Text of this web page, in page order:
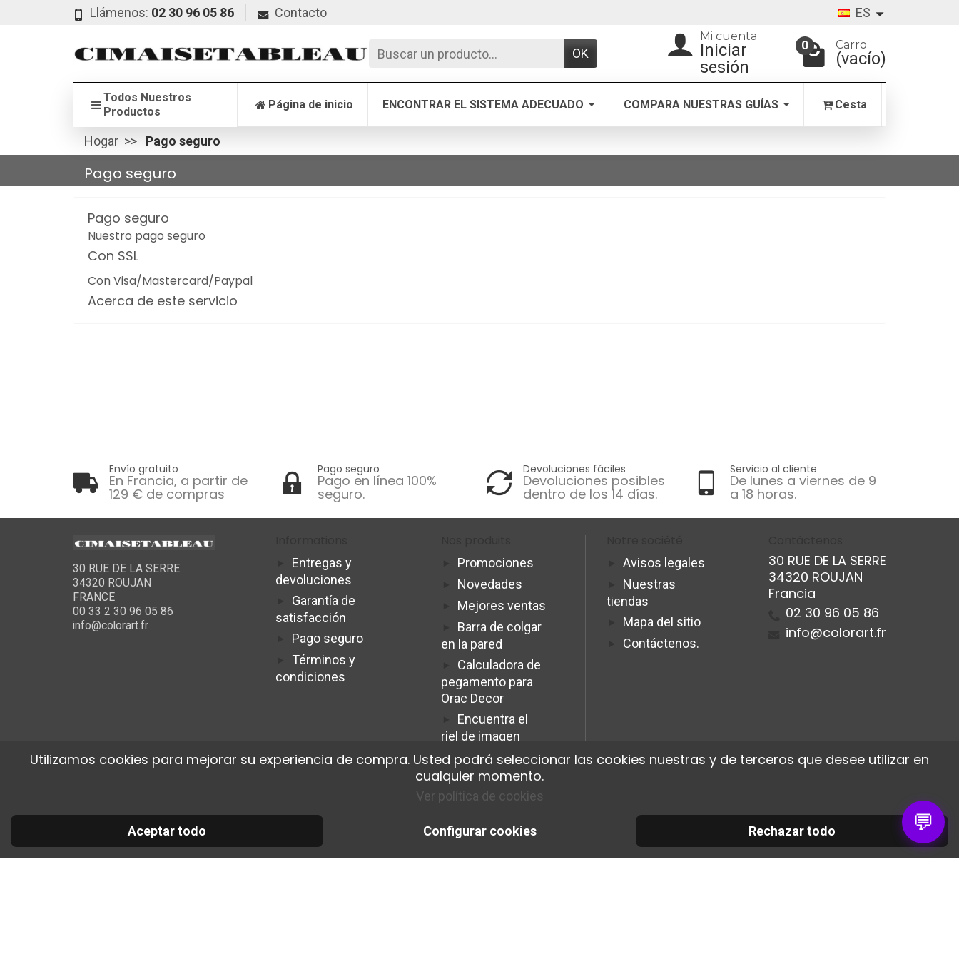
Llámenos: 02 30 96 05 86 Contacto ES
OK
Mi cuenta
Iniciar
sesión
0 Carro
(vacío)
Todos Nuestros
Productos
Página de inicio ENCONTRAR EL SISTEMA ADECUADO COMPARA NUESTRAS GUÍAS Cesta
Hogar Pago seguro
Pago seguro
Pago seguro
Nuestro pago seguro
Con SSL
Con Visa/Mastercard/Paypal
Acerca de este servicio
Envío gratuito
En Francia, a partir de
129 € de compras
Pago seguro
Pago en línea 100%
seguro.
Devoluciones fáciles
Devoluciones posibles
dentro de los 14 días.
Servicio al cliente
De lunes a viernes de 9
a 18 horas.
30 RUE DE LA SERRE
34320 ROUJAN
FRANCE
00 33 2 30 96 05 86
info@colorart.fr
Entregas y
devoluciones
Garantía de
satisfacción
Pago seguro
Términos y
condiciones
Promociones
Novedades
Mejores ventas
Barra de colgar
en la pared
Calculadora de
pegamento para
Orac Decor
Encuentra el
riel de imagen
ideal.
Programme
Affiliation Pro
Avisos legales
Nuestras
tiendas
Mapa del sitio
Contáctenos.
30 RUE DE LA SERRE
34320 ROUJAN
Francia
02 30 96 05 86
info@colorart.fr
💬
© 2026 Cimaise Tableau. Tous droits réservés.
Utilizamos cookies para mejorar su experiencia de compra. Usted podrá seleccionar las cookies nuestras y de terceros que desee utilizar en
cualquier momento.
Ver política de cookies
Aceptar todo Rechazar todo
Configurar cookies